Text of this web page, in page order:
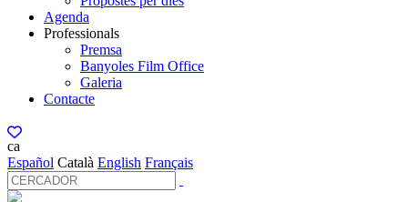
Agenda
Professionals
Premsa
Banyoles Film Office
Galeria
Contacte
ca
Español Català English Français